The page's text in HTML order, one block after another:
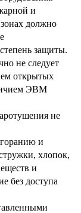
и
должно
защиты.
не следует
открытых
ЭВМ
не
и
хлопок,
и
без доступа